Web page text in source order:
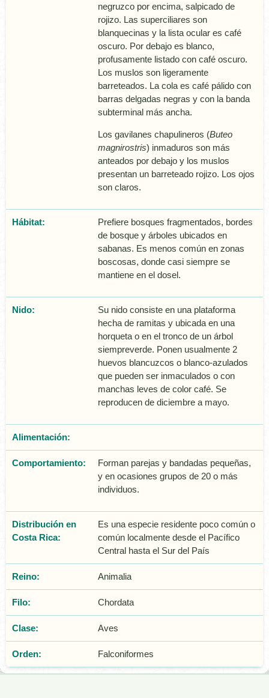
negruzco por encima, salpicado de
rojizo. Las superciliares son
blanquecinas y la lista ocular es café
oscuro. Por debajo es blanco,
profusamente listado con café oscuro.
Los muslos son ligeramente
barreteados. La cola es café pálido con
barras delgadas negras y con la banda
subterminal más ancha.
Los gavilanes chapulineros (Buteo
magnirostris) inmaduros son más
anteados por debajo y los muslos
presentan un barreteado rojizo. Los ojos
son claros.
Hábitat:
Prefiere bosques fragmentados, bordes
de bosque y árboles ubicados en
sabanas. Es menos común en zonas
boscosas, donde casi siempre se
mantiene en el dosel.
Nido:
Su nido consiste en una plataforma
hecha de ramitas y ubicada en una
horqueta o en el tronco de un árbol
siempreverde. Ponen usualmente 2
huevos blancuzcos o blanco-azulados
que pueden ser inmaculados o con
manchas leves de color café. Se
reproducen de diciembre a mayo.
Alimentación:
Comportamiento:
Forman parejas y bandadas pequeñas,
y en ocasiones grupos de 20 o más
individuos.
Distribución en
Costa Rica:
Es una especie residente poco común o
común localmente desde el Pacífico
Central hasta el Sur del País
Reino: Animalia
Filo: Chordata
Clase: Aves
Orden: Falconiformes